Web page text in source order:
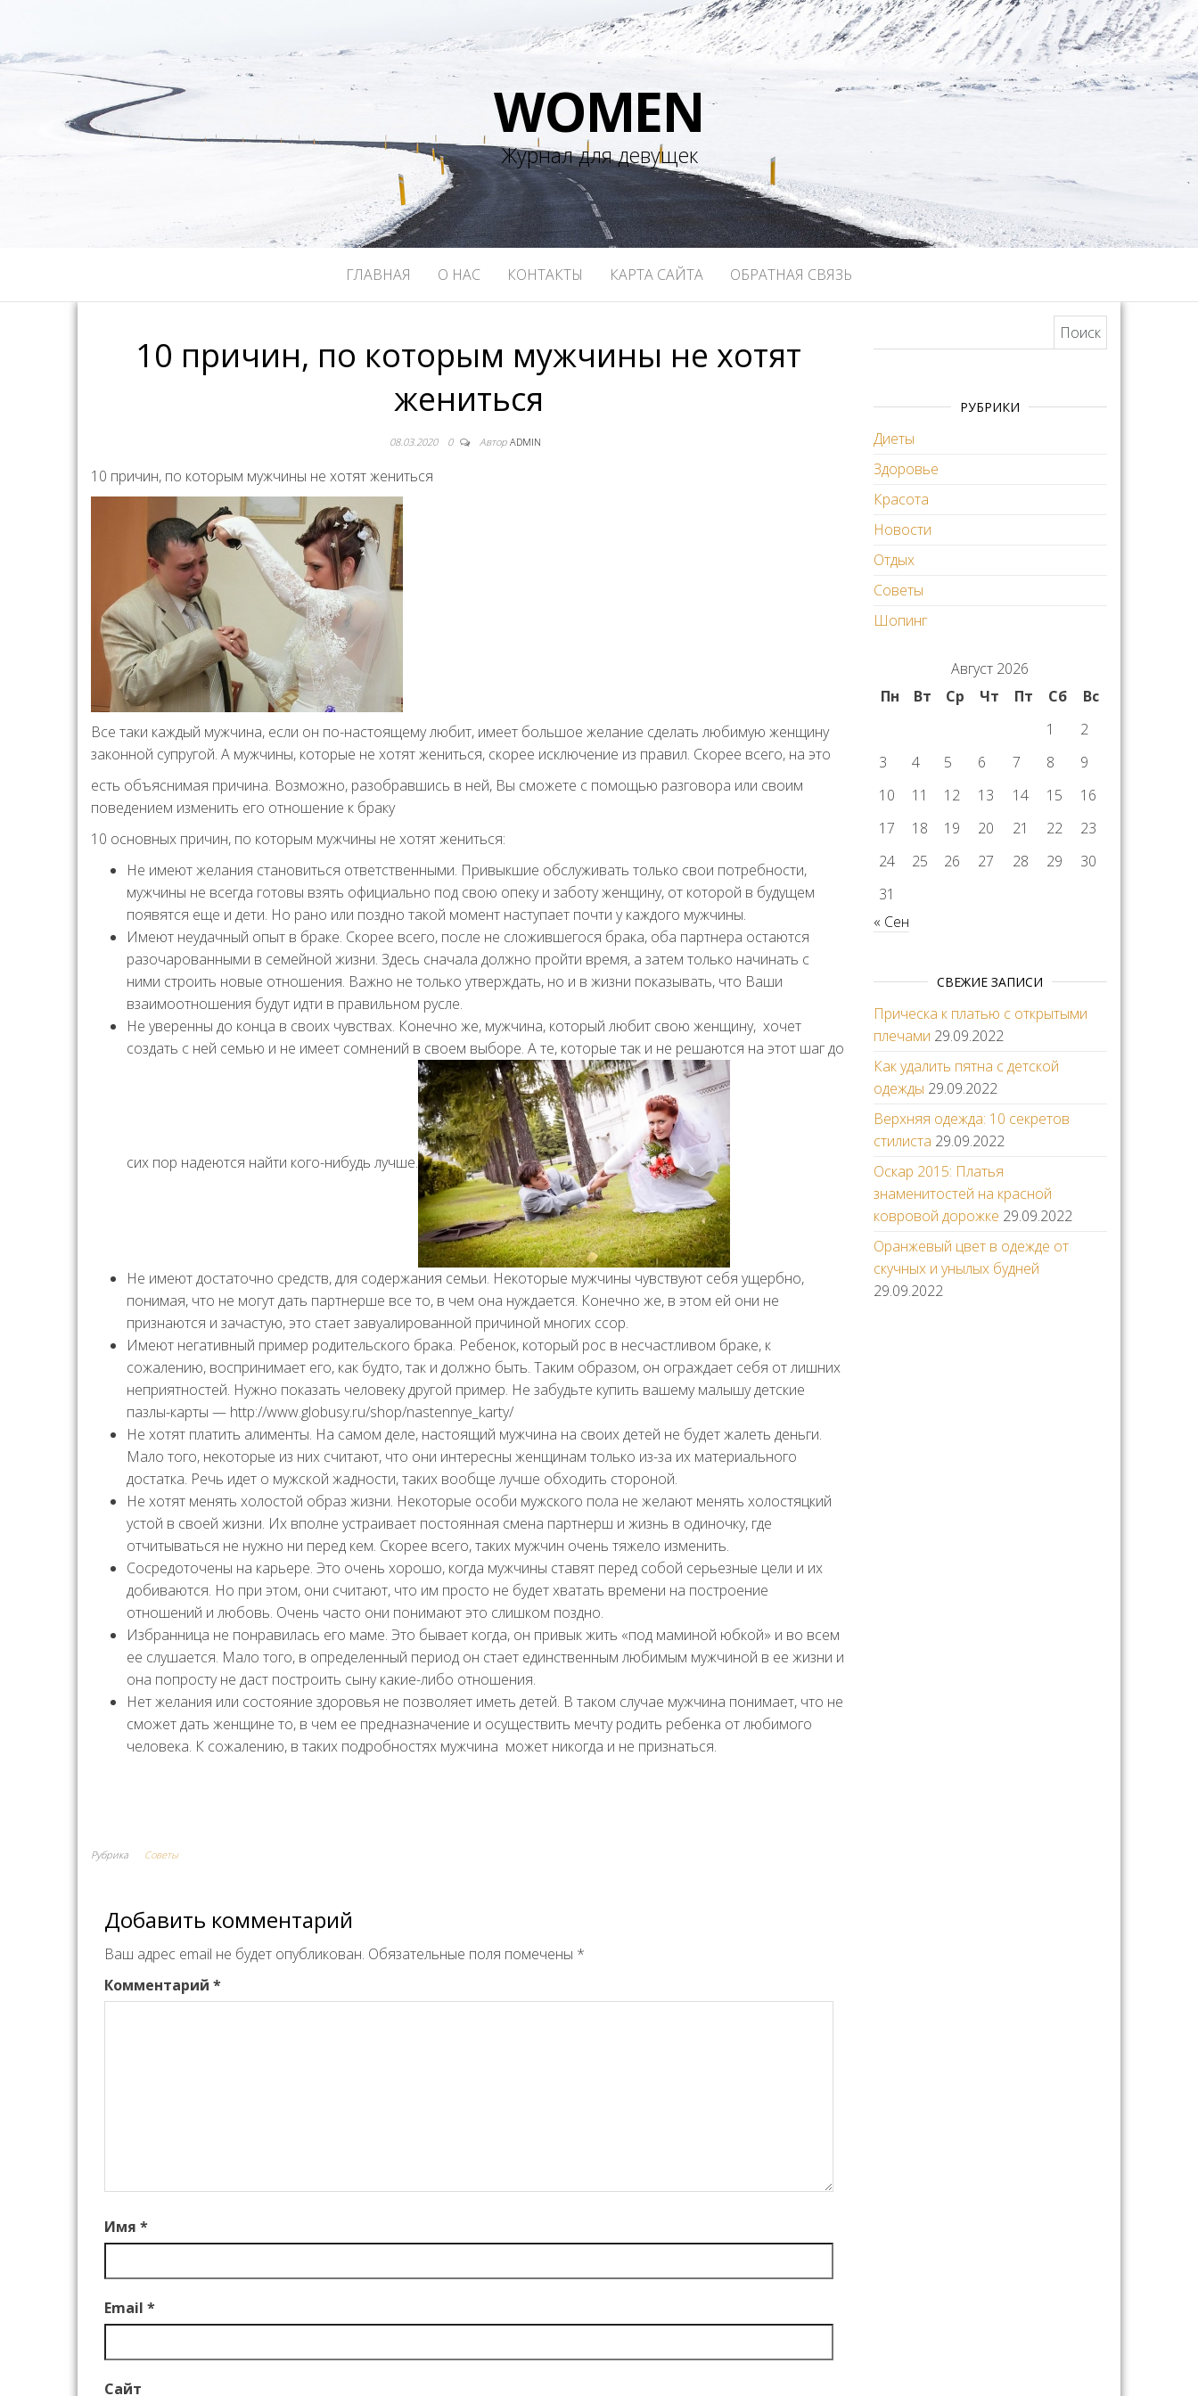
WOMEN
Журнал для девущек
ГЛАВНАЯ О НАС КОНТАКТЫ КАРТА САЙТА ОБРАТНАЯ СВЯЗЬ
10 причин, по которым мужчины не хотят
жениться
08.03.2020 0 Автор ADMIN
10 причин, по которым мужчины не хотят жениться
Все таки каждый мужчина, если он по-настоящему любит, имеет большое желание сделать любимую женщину
законной супругой. А мужчины, которые не хотят жениться, скорее исключение из правил. Скорее всего, на это
есть объяснимая причина. Возможно, разобравшись в ней, Вы сможете с помощью разговора или своим
поведением изменить его отношение к браку
10 основных причин, по которым мужчины не хотят жениться:
Не имеют желания становиться ответственными. Привыкшие обслуживать только свои потребности,
мужчины не всегда готовы взять официально под свою опеку и заботу женщину, от которой в будущем
появятся еще и дети. Но рано или поздно такой момент наступает почти у каждого мужчины.
Имеют неудачный опыт в браке. Скорее всего, после не сложившегося брака, оба партнера остаются
разочарованными в семейной жизни. Здесь сначала должно пройти время, а затем только начинать с
ними строить новые отношения. Важно не только утверждать, но и в жизни показывать, что Ваши
взаимоотношения будут идти в правильном русле.
Не уверенны до конца в своих чувствах. Конечно же, мужчина, который любит свою женщину, хочет
создать с ней семью и не имеет сомнений в своем выборе. А те, которые так и не решаются на этот шаг до
сих пор надеются найти кого-нибудь лучше.
Не имеют достаточно средств, для содержания семьи. Некоторые мужчины чувствуют себя ущербно,
понимая, что не могут дать партнерше все то, в чем она нуждается. Конечно же, в этом ей они не
признаются и зачастую, это стает завуалированной причиной многих ссор.
Имеют негативный пример родительского брака. Ребенок, который рос в несчастливом браке, к
сожалению, воспринимает его, как будто, так и должно быть. Таким образом, он ограждает себя от лишних
неприятностей. Нужно показать человеку другой пример. Не забудьте купить вашему малышу детские
пазлы-карты — http://www.globusy.ru/shop/nastennye_karty/
Не хотят платить алименты. На самом деле, настоящий мужчина на своих детей не будет жалеть деньги.
Мало того, некоторые из них считают, что они интересны женщинам только из-за их материального
достатка. Речь идет о мужской жадности, таких вообще лучше обходить стороной.
Не хотят менять холостой образ жизни. Некоторые особи мужского пола не желают менять холостяцкий
устой в своей жизни. Их вполне устраивает постоянная смена партнерш и жизнь в одиночку, где
отчитываться не нужно ни перед кем. Скорее всего, таких мужчин очень тяжело изменить.
Сосредоточены на карьере. Это очень хорошо, когда мужчины ставят перед собой серьезные цели и их
добиваются. Но при этом, они считают, что им просто не будет хватать времени на построение
отношений и любовь. Очень часто они понимают это слишком поздно.
Избранница не понравилась его маме. Это бывает когда, он привык жить «под маминой юбкой» и во всем
ее слушается. Мало того, в определенный период он стает единственным любимым мужчиной в ее жизни и
она попросту не даст построить сыну какие-либо отношения.
Нет желания или состояние здоровья не позволяет иметь детей. В таком случае мужчина понимает, что не
сможет дать женщине то, в чем ее предназначение и осуществить мечту родить ребенка от любимого
человека. К сожалению, в таких подробностях мужчина может никогда и не признаться.
Рубрика Советы
Добавить комментарий
Ваш адрес email не будет опубликован. Обязательные поля помечены *
Комментарий *
Имя *
Email *
Сайт
РУБРИКИ
Диеты
Здоровье
Красота
Новости
Отдых
Советы
Шопинг
Август 2026
Пн
Вт Ср Чт Пт Сб
Вс
1
2
3
4 5 6 7 8
9
10
11 12 13 14 15
16
17
18 19 20 21 22
23
24
25 26 27 28 29
30
31
« Сен
СВЕЖИЕ ЗАПИСИ
Прическа к платью с открытыми
плечами 29.09.2022
Как удалить пятна с детской
одежды 29.09.2022
Верхняя одежда: 10 секретов
стилиста 29.09.2022
Оскар 2015: Платья
знаменитостей на красной
ковровой дорожке 29.09.2022
Оранжевый цвет в одежде от
скучных и унылых будней
29.09.2022